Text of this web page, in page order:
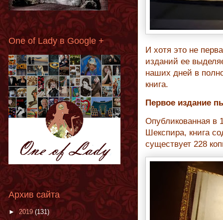
И хотя это не
изданий ее
наших дней в
книга.
Первое издание
Опубликованная в
Шекспира, книга
существует 228
One of Lady в Google +
Архив сайта
► 2019 (131)